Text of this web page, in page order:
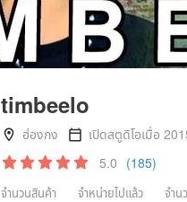
timbeelo
ฮ่องกง
เปิดสตูดิโอเมื่อ
5.0 (185)
จำนวนสินค้า จำหน่ายไปแล้ว จำน